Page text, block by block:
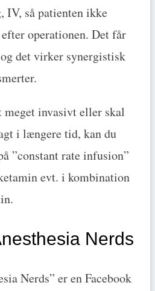
IV, så patienten ikke
operationen. Det får
det virker synergistisk
invasivt eller skal
i længere tid, kan du
”constant rate infusion”
evt. i kombination
Nerds
Nerds” er en Facebook